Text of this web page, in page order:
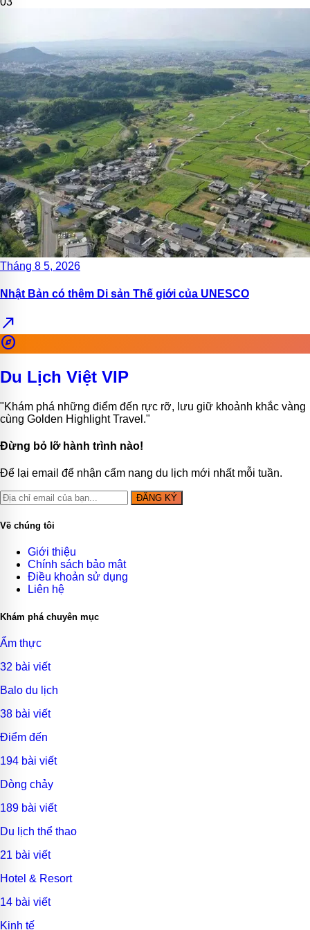
Tháng 8 5, 2026
Nhật Bản có thêm Di sản Thế giới của UNESCO
north_east
explore
Du Lịch Việt VIP
"Khám phá những điểm đến rực rỡ, lưu giữ khoảnh khắc vàng
cùng Golden Highlight Travel."
Đừng bỏ lỡ hành trình nào!
Để lại email để nhận cẩm nang du lịch mới nhất mỗi tuần.
ĐĂNG KÝ
Về chúng tôi
Giới thiệu
Chính sách bảo mật
Điều khoản sử dụng
Liên hệ
Khám phá chuyên mục
Ẩm thực
32 bài viết
Balo du lịch
38 bài viết
Điểm đến
194 bài viết
Dòng chảy
189 bài viết
Du lịch thể thao
21 bài viết
Hotel & Resort
14 bài viết
Kinh tế